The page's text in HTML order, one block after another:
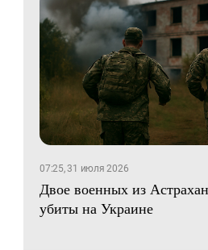
07:25, 31 июля 2026
Двое военных из
убиты на Украине